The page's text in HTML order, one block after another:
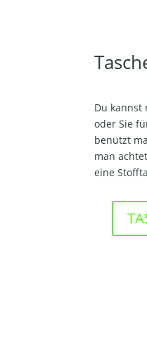
Du kannst
oder Sie
benützt
man
eine